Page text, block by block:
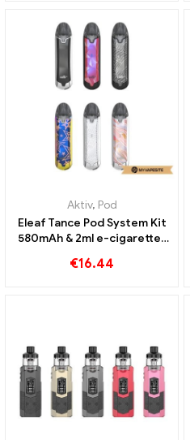
Aktiv, Pod
Eleaf Tance Pod System Kit
580mAh & 2ml e-cigaretter
€16.44